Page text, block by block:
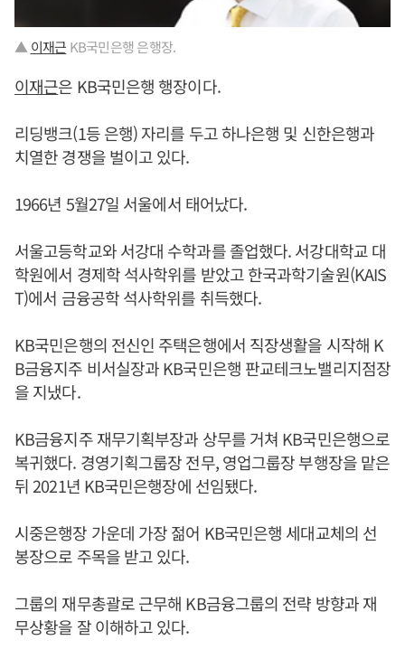
▲ 이재근 KB국민은행 은행장.
이재근은 KB국민은행 행장이다.
리딩뱅크(1등 은행) 자리를 두고 하나은행 및 신한은행과
치열한 경쟁을 벌이고 있다.
1966년 5월27일 서울에서 태어났다.
서울고등학교와 서강대 수학과를 졸업했다. 서강대학교 대
학원에서 경제학 석사학위를 받았고 한국과학기술원(KAIS
T)에서 금융공학 석사학위를 취득했다.
KB국민은행의 전신인 주택은행에서 직장생활을 시작해 K
B금융지주 비서실장과 KB국민은행 판교테크노밸리지점장
을 지냈다.
KB금융지주 재무기획부장과 상무를 거쳐 KB국민은행으로
복귀했다. 경영기획그룹장 전무, 영업그룹장 부행장을 맡은
뒤 2021년 KB국민은행장에 선임됐다.
시중은행장 가운데 가장 젊어 KB국민은행 세대교체의 선
봉장으로 주목을 받고 있다.
그룹의 재무총괄로 근무해 KB금융그룹의 전략 방향과 재
무상황을 잘 이해하고 있다.